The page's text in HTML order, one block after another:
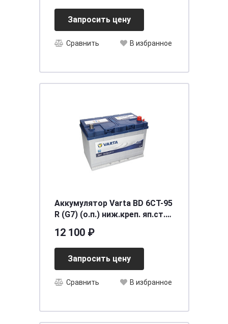
Запросить цену
Сравнить В избранное
Аккумулятор Varta BD 6CT-95
R (G7) (о.п.) ниж.креп. яп.ст.
12 100 ₽
Запросить цену
Сравнить В избранное